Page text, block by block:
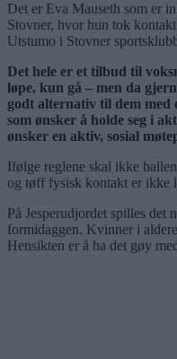
Det er Eva Mauseth som er
Stovner, hvor hun tok
Utstumo i Stovner
Det hele er et tilbud til
løpe, kun gå – men da
godt alternativ til dem
som ønsker å holde seg i
ønsker en aktiv, sosial
Ifølge reglene skal ikke
og tøff fysisk kontakt er ikke
På Jesperudjordet spilles det
formidaggen. Kvinner i
Hensikten er å ha det gøy